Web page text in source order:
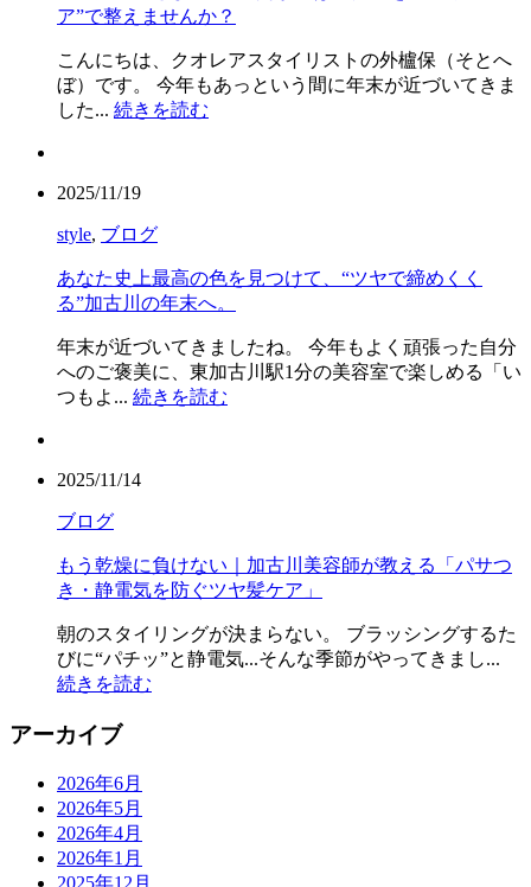
ア”で整えませんか？
こんにちは、クオレアスタイリストの外櫨保（そとへ
ぼ）です。 今年もあっという間に年末が近づいてきま
した... 続きを読む
2025/11/19
style, ブログ
あなた史上最高の色を見つけて、“ツヤで締めくく
る”加古川の年末へ。
年末が近づいてきましたね。 今年もよく頑張った自分
へのご褒美に、東加古川駅1分の美容室で楽しめる「い
つもよ... 続きを読む
2025/11/14
ブログ
もう乾燥に負けない｜加古川美容師が教える「パサつ
き・静電気を防ぐツヤ髪ケア」
朝のスタイリングが決まらない。 ブラッシングするた
びに“パチッ”と静電気...そんな季節がやってきまし...
続きを読む
アーカイブ
2026年6月
2026年5月
2026年4月
2026年1月